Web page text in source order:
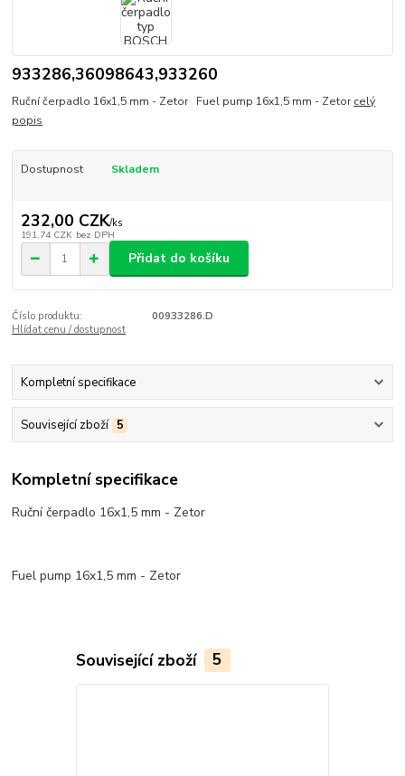
933286,36098643,933260
Ruční čerpadlo 16x1,5 mm - Zetor Fuel pump 16x1,5 mm - Zetorcelý
popis
Dostupnost Skladem
232,00 CZK/ks
191,74 CZK bez DPH
Přidat do košíku
Číslo produktu:
00933286.D
Hlídat cenu / dostupnost
Kompletní specifikace
Související zboží 5
Kompletní specifikace
Ruční čerpadlo 16x1,5 mm - Zetor
Fuel pump 16x1,5 mm - Zetor
Související zboží 5